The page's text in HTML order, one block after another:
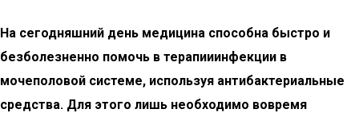
На сегодняшний день медицина способна быстро и
безболезненно помочь в терапииинфекции в
мочеполовой системе, используя антибактериальные
средства. Для этого лишь необходимо вовремя